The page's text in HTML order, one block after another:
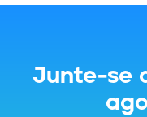
Junte-se